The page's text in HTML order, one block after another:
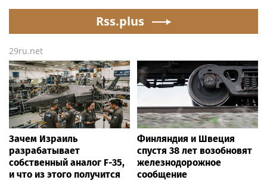
помощью HRlink
Rss.plus
29ru.net
Зачем Израиль
разрабатывает
собственный аналог F-35,
и что из этого получится
Финляндия и Швеция
спустя 38 лет возобновят
железнодорожное
сообщение